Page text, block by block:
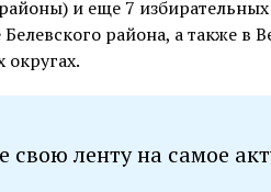
и еще 7
района, а также
свою ленту на самое